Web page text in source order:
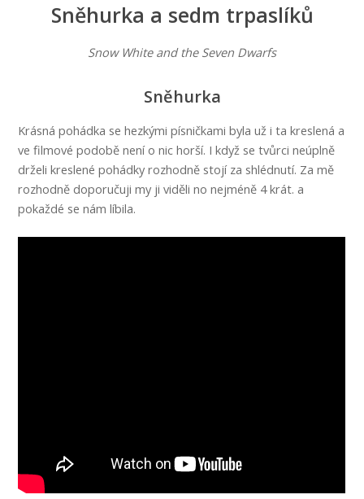
Sněhurka a sedm trpaslíků
Snow White and the Seven Dwarfs
Sněhurka
Krásná pohádka se hezkými písničkami byla už i ta kreslená a
ve filmové podobě není o nic horší. I když se tvůrci neúplně
drželi kreslené pohádky rozhodně stojí za shlédnutí. Za mě
rozhodně doporučuji my ji viděli no nejméně 4 krát. a
pokaždé se nám líbila.